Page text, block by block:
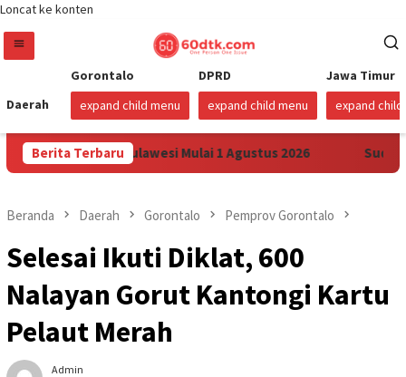
Loncat ke konten
Daerah
Gorontalo
expand child menu
DPRD
expand child menu
Jawa Timur
expand child
Berita Terbaru
di Sulawesi Mulai 1 Agustus 2026 Sudah
Beranda Daerah Gorontalo Pemprov Gorontalo
Selesai Ikuti Diklat, 600
Nalayan Gorut Kantongi Kartu
Pelaut Merah
Admin